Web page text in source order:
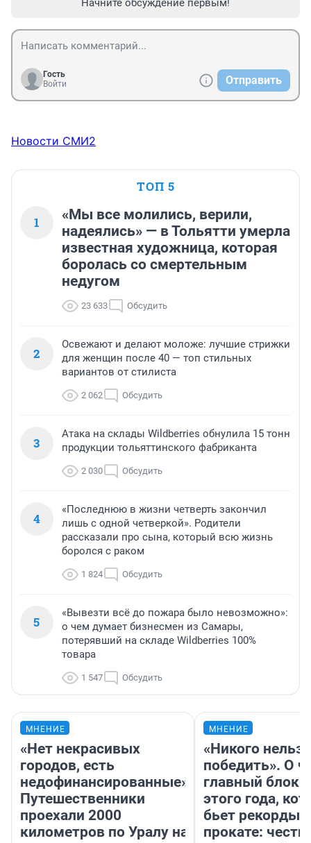
Начните обсуждение первым!
Гость
Войти
Отправить
Новости СМИ2
ТОП 5
1
«Мы все молились, верили,
надеялись» — в Тольятти умерла
известная художница, которая
боролась со смертельным
недугом
23 633 Обсудить
2
Освежают и делают моложе: лучшие стрижки
для женщин после 40 — топ стильных
вариантов от стилиста
2 062 Обсудить
3
Атака на склады Wildberries обнулила 15 тонн
продукции тольяттинского фабриканта
2 030 Обсудить
4
«Последнюю в жизни четверть закончил
лишь с одной четверкой». Родители
рассказали про сына, который всю жизнь
боролся с раком
1 824 Обсудить
5
«Вывезти всё до пожара было невозможно»:
о чем думает бизнесмен из Самары,
потерявший на складе Wildberries 100%
товара
1 547 Обсудить
МНЕНИЕ
«Нет некрасивых
городов, есть
недофинансированные».
Путешественники
проехали 2000
километров по Уралу на
МНЕНИЕ
«Никого нельзя
победить». О
главный
этого года,
бьет рекорды в
прокате: